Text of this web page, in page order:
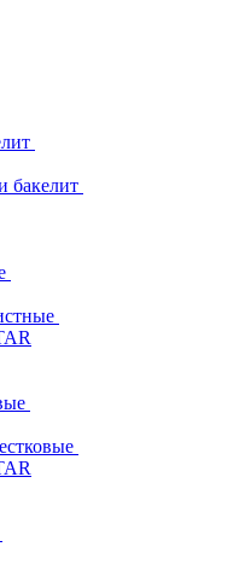
бакелит